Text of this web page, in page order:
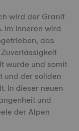
wird der Granit
Im Inneren wird
das
wurde und somit
und der soliden
In dieser neuen
und
der Alpen